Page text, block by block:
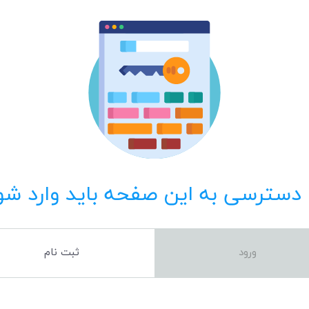
دسترسی به این صفحه باید وارد
ورود ثبت نام